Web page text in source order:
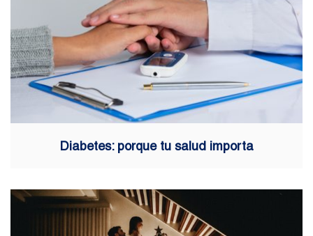
Diabetes: porque tu salud importa